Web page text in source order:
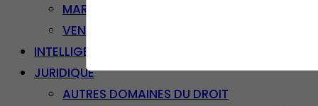
MARKETING
VENTE – RELATION CLIENT
INTELLIGENCE ARTIFICIELLE
JURIDIQUE
AUTRES DOMAINES DU DROIT